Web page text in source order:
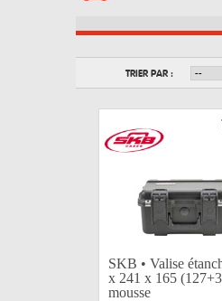
TRIER PAR :
SKB • Valise
x 241 x 165
mousse